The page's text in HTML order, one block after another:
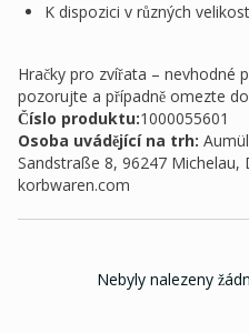
K dispozici v různých
Hračky pro zvířata – nevhodné
pozorujte a případně omezte
Číslo produktu:1000055601
Osoba uvádějící na trh:
Sandstraße 8, 96247 Michelau,
korbwaren.com
Nebyly nalezeny